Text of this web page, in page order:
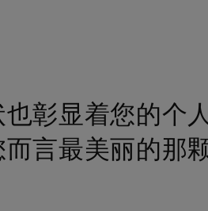
彰显着您的个
言最美丽的那